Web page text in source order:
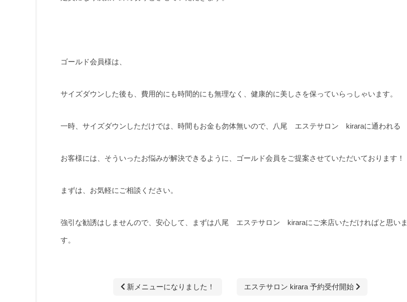
ゴールド会員様は、
サイズダウンした後も、費用的にも時間的にも無理なく、健康的に美しさを保っていらっしゃいます。
一時、サイズダウンしただけでは、時間もお金も勿体無いので、八尾 エステサロン kiraraに通われる
お客様には、そういったお悩みが解決できるように、ゴールド会員をご提案させていただいております！
まずは、お気軽にご相談ください。
強引な勧誘はしませんので、安心して、まずは八尾 エステサロン kiraraにご来店いただければと思いま
す。
新メニューになりました！ エステサロン kirara 予約受付開始